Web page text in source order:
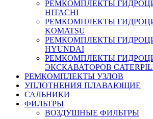
РЕМКОМПЛЕКТЫ
HITACHI
РЕМКОМПЛЕКТЫ
KOMATSU
РЕМКОМПЛЕКТЫ
HYUNDAI
РЕМКОМПЛЕКТЫ
ЭКСКАВАТОРОВ
РЕМКОМПЛЕКТЫ УЗЛОВ
УПЛОТНЕНИЯ ПЛАВАЮЩИЕ
САЛЬНИКИ
ФИЛЬТРЫ
ВОЗДУШНЫЕ ФИЛЬТРЫ